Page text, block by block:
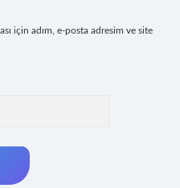
için adım, e-posta adresim ve site